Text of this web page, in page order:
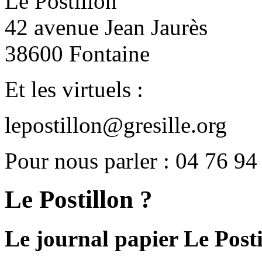
42 avenue Jean Jaurès
38600 Fontaine
Et les virtuels :
lepostillon@gresille.org
Pour nous parler : 04 76
Le Postillon ?
Le journal papier Le